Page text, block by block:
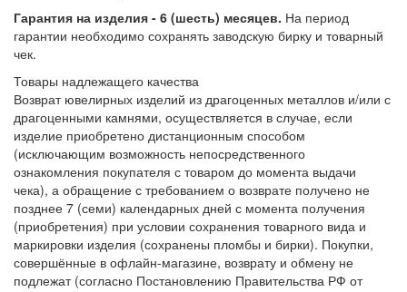
Гарантия на изделия - 6 (шесть) месяцев. На период
гарантии необходимо сохранять заводскую бирку и товарный
чек.
Товары надлежащего качества
Возврат ювелирных изделий из драгоценных металлов и/или с
драгоценными камнями, осуществляется в случае, если
изделие приобретено дистанционным способом
(исключающим возможность непосредственного
ознакомления покупателя с товаром до момента выдачи
чека), а обращение с требованием о возврате получено не
позднее 7 (семи) календарных дней с момента получения
(приобретения) при условии сохранения товарного вида и
маркировки изделия (сохранены пломбы и бирки). Покупки,
совершённые в офлайн-магазине, возврату и обмену не
подлежат (согласно Постановлению Правительства РФ от